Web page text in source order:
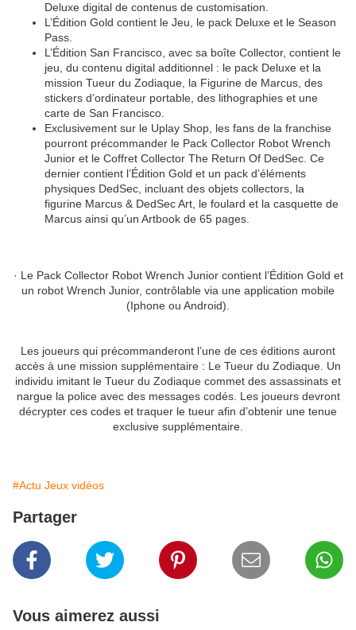
Deluxe digital de contenus de customisation.
L’Édition Gold contient le Jeu, le pack Deluxe et le Season
Pass.
L’Édition San Francisco, avec sa boîte Collector, contient le
jeu, du contenu digital additionnel : le pack Deluxe et la
mission Tueur du Zodiaque, la Figurine de Marcus, des
stickers d’ordinateur portable, des lithographies et une
carte de San Francisco.
Exclusivement sur le Uplay Shop, les fans de la franchise
pourront précommander le Pack Collector Robot Wrench
Junior et le Coffret Collector The Return Of DedSec. Ce
dernier contient l’Édition Gold et un pack d’éléments
physiques DedSec, incluant des objets collectors, la
figurine Marcus & DedSec Art, le foulard et la casquette de
Marcus ainsi qu’un Artbook de 65 pages.
· Le Pack Collector Robot Wrench Junior contient l’Édition Gold et
un robot Wrench Junior, contrôlable via une application mobile
(Iphone ou Android).
Les joueurs qui précommanderont l’une de ces éditions auront
accès à une mission supplémentaire : Le Tueur du Zodiaque. Un
individu imitant le Tueur du Zodiaque commet des assassinats et
nargue la police avec des messages codés. Les joueurs devront
décrypter ces codes et traquer le tueur afin d’obtenir une tenue
exclusive supplémentaire.
#Actu Jeux vidéos
Partager
Vous aimerez aussi